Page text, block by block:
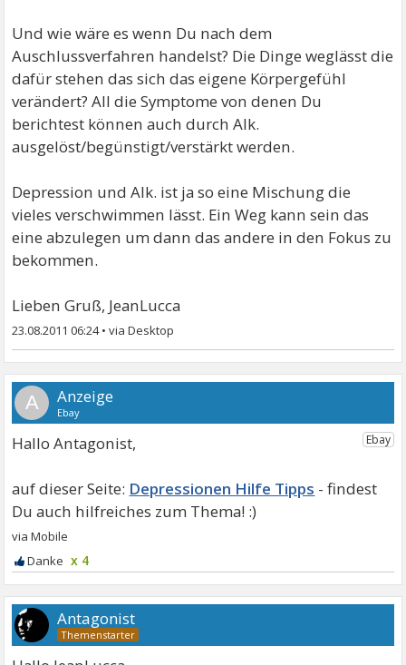
Und wie wäre es wenn Du nach dem
Auschlussverfahren handelst? Die Dinge weglässt die
dafür stehen das sich das eigene Körpergefühl
verändert? All die Symptome von denen Du
berichtest können auch durch Alk.
ausgelöst/begünstigt/verstärkt werden.
Depression und Alk. ist ja so eine Mischung die
vieles verschwimmen lässt. Ein Weg kann sein das
eine abzulegen um dann das andere in den Fokus zu
bekommen.
Lieben Gruß, JeanLucca
23.08.2011 06:24•
A
Hallo Antagonist,
Depressionen Hilfe Tipps
x 4
Antagonist